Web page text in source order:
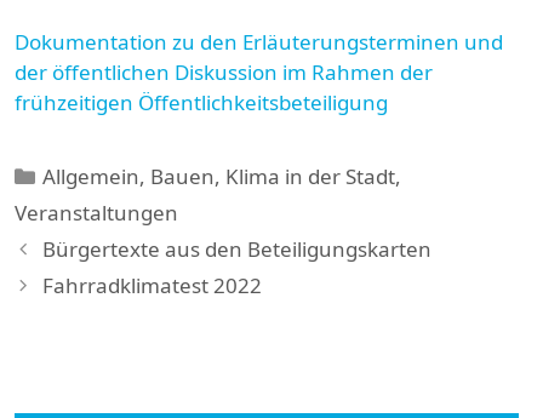
Dokumentation zu den Erläuterungsterminen und
der öffentlichen Diskussion im Rahmen der
frühzeitigen Öffentlichkeitsbeteiligung
Kategorien
Allgemein, Bauen, Klima in der Stadt,
Veranstaltungen
Bürgertexte aus den Beteiligungskarten
Fahrradklimatest 2022